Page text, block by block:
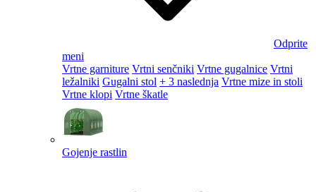
Odprite
meni
Vrtne garniture Vrtni senčniki Vrtne gugalnice Vrtni
ležalniki Gugalni stol + 3 naslednja Vrtne mize in stoli
Vrtne klopi Vrtne škatle
Gojenje rastlin